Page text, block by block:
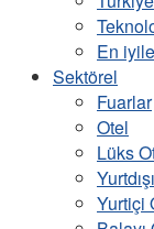
En
Sektörel
Fuarlar
Otel
Lüks
Yurtiçi